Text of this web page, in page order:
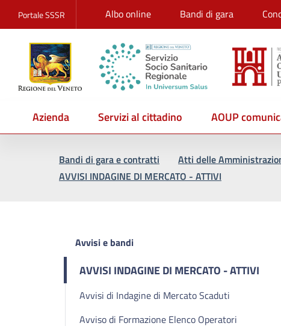
Portale SSSR Albo online Bandi di gara
Azienda Servizi al cittadino AOUP
Bandi di gara e contratti Atti delle
AVVISI INDAGINE DI MERCATO - ATTIVI
Avvisi e bandi
AVVISI INDAGINE DI MERCATO - ATTIVI
Avvisi di Indagine di Mercato Scaduti
Avviso di Formazione Elenco Operatori